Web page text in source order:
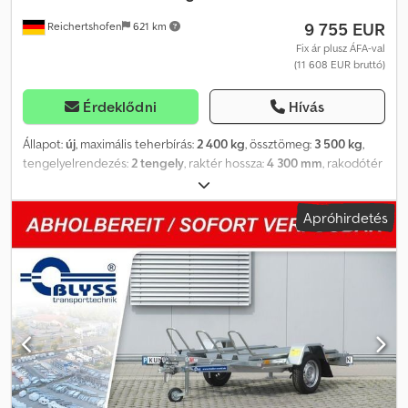
transporttechnik GmbH Sonnenbergstr. 5a 38723 Seesen Tel.:
=.=.=.=.=.=.=.=.=.=.=.=.=.=.=.=.=.=.=.=.=.=.=.=.=.=.=.=.=.=.=.=. =.=.=.=.=. A
képek nem feltétlenül tükrözik a szabványos felszereltséget, a
Reichertshofen 621 km 9 755 EUR
Fix ár plusz ÁFA-val
(11 608 EUR bruttó)
Érdeklődni Hívás
Állapot:új, maximális teherbírás: 2 400 kg, össztömeg: 3 500 kg,
tengelyelrendezés: 2 tengely , raktér hossza:4 300 mm , rakodótér
, raktérmagasság:
Kicsiny állatok szállítására alkalmas pótkocsi Műszaki adatok: *
Pótkocsi típusa: VT3543HT – Kicsiny állatok szállítására alkalmas
pótkocsi * Össztömeg: 3500 kg * Hasznos teher: 2400 kg * Belső
méretek: H: 430 cm, Sz: 177 cm, M: 186 cm * Padló: Rétegelt lemez
és csúszásgátló lemez * Oldalfalak: Alumínium * Váz: Hegesztett
acél, forró cinkezéssel kezelt * Elektromos rendszer: 13 pólusú, 12
V * Gumiabroncsok: 185R14C * Tengelygyártó: AL-KO vagy KNOTT
* Tengelyek száma: 2 * Fékezett tengely * Támasztókerék:
Szériafelszerelés * Lengéscsillapító futómű + 100 km/h-s
jóváhagyás + 49,99 euró – forgalmi engedély / COC igazolás
Minden ár tartalmazza az áfát. Reichertshofen nyitvatartási ideje:
Apróhirdetés